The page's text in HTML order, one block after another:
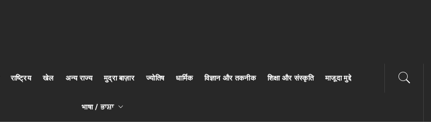
राष्ट्रिय खेल अन्य राज्य मुद्रा बाज़ार ज्योतिष धार्मिक विज्ञान और तकनीक शिक्षा और संस्कृति माजूदा मुद्दे
भाषा / ਭਾਸ਼ਾ